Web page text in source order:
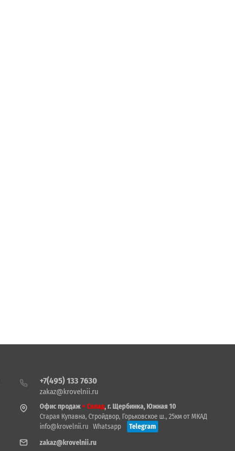
+7(495) 133 7630
zakaz@krovelnii.ru
Офис продаж+ Склад, г. Щербинка, Южная 10
Старая Купавна, Стройдвор, Горьковское ш., 25км от МКАД
info@krovelnii.ru
Whatsapp
Telegram
zakaz@krovelnii.ru